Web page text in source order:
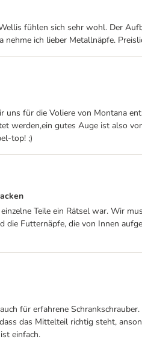
fühlen sich sehr wohl. Der
ich lieber Metallnäpfe.
uns für die Voliere von Montana
werden,ein gutes Auge ist also
top! ;)
Teile ein Rätsel war. Wir
Futternäpfe, die von Innen
für erfahrene
das Mittelteil richtig steht,
einfach.